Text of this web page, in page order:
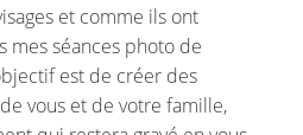
et comme ils ont
mes séances photo de
est de créer des
vous et de votre famille,